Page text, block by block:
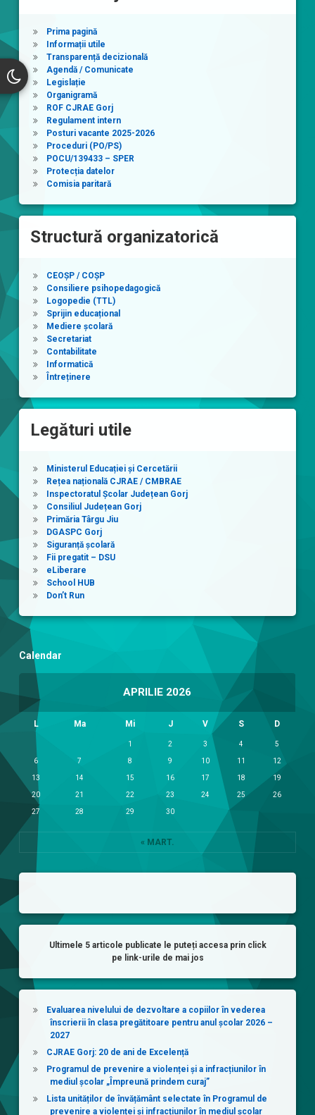
Prima pagină
Informații utile
Transparență decizională
Agendă / Comunicate
Legislație
Organigramă
ROF CJRAE Gorj
Regulament intern
Posturi vacante 2025-2026
Proceduri (PO/PS)
POCU/139433 – SPER
Protecția datelor
Comisia paritară
Structură organizatorică
CEOȘP / COȘP
Consiliere psihopedagogică
Logopedie (TTL)
Sprijin educațional
Mediere școlară
Secretariat
Contabilitate
Informatică
Întreținere
Legături utile
Ministerul Educației și Cercetării
Rețea națională CJRAE / CMBRAE
Inspectoratul Școlar Județean Gorj
Consiliul Județean Gorj
Primăria Târgu Jiu
DGASPC Gorj
Siguranță școlară
Fii pregatit – DSU
eLiberare
School HUB
Don’t Run
Calendar
APRILIE 2026
L Ma Mi J V S D
1 2 3 4 5
6 7 8 9 10 11 12
13 14 15 16 17 18 19
20 21 22 23 24 25 26
27 28 29 30
« MART.
Ultimele 5 articole publicate le puteți accesa prin click
pe link-urile de mai jos
Evaluarea nivelului de dezvoltare a copiilor în vederea
înscrierii în clasa pregătitoare pentru anul școlar 2026 –
2027
CJRAE Gorj: 20 de ani de Excelență
Programul de prevenire a violenței și a infracțiunilor în
mediul școlar „Împreună prindem curaj”
Lista unităților de învățământ selectate în Programul de
prevenire a violenței și infracțiunilor în mediul școlar